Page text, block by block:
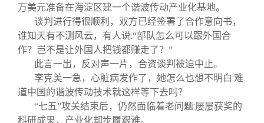
万美元准备在海淀区建一个谐波传动产业化基地。
谈判进行得很顺利，双方已经签署了合作意向书，
谁知天有不测风云，有人说:“部队怎么可以跟外国合
作？岂不是让外国人把钱都赚走了？”
此言一出，反对声一片，合资谈判被迫中止。
李克美一急，心脏病发作了，她怎么也想不明白:难
道中国的谐波传动技术就这样等下去吗？
“七五”攻关结束后，仍然面临着老问题:屡屡获奖的
科研成果，产业化却步履艰难。